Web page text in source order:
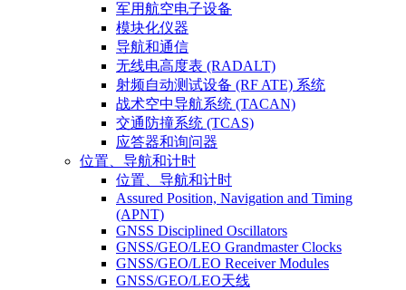
军用航空电子设备
模块化仪器
导航和通信
无线电高度表 (RADALT)
射频自动测试设备 (RF ATE) 系统
战术空中导航系统 (TACAN)
交通防撞系统 (TCAS)
应答器和询问器
位置、导航和计时
位置、导航和计时
Assured Position, Navigation and Timing
(APNT)
GNSS Disciplined Oscillators
GNSS/GEO/LEO Grandmaster Clocks
GNSS/GEO/LEO Receiver Modules
GNSS/GEO/LEO天线